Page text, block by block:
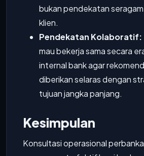
bukan pendekatan
klien.
Pendekatan Kolaboratif:
mau bekerja sama secara
internal bank agar
diberikan selaras dengan
tujuan jangka panjang.
Kesimpulan
Konsultasi operasional